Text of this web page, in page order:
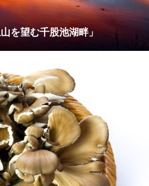
を望む千股池湖畔」